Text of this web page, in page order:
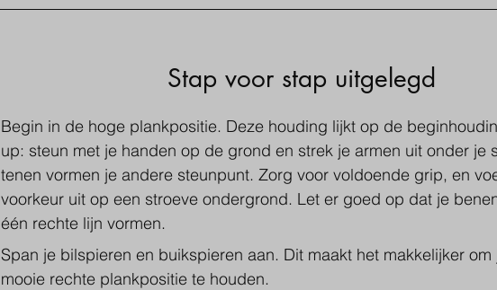
Stap voor stap uitgelegd
Begin in de hoge plankpositie. Deze houding lijkt op de
up: steun met je handen op de grond en strek je armen uit onder je
tenen vormen je andere steunpunt. Zorg voor voldoende grip, en
voorkeur uit op een stroeve ondergrond. Let er goed op dat je
één rechte lijn vormen.
Span je bilspieren en buikspieren aan. Dit maakt het makkelijker
mooie rechte plankpositie te houden.